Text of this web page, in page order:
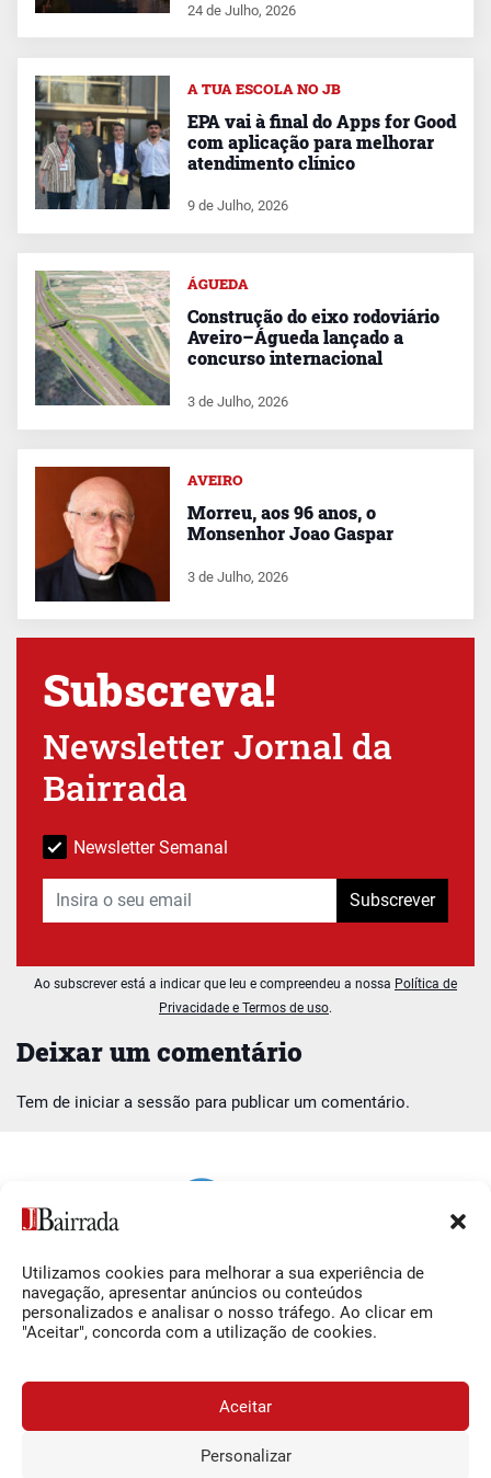
Utilizamos cookies para melhorar a sua experiência de
navegação, apresentar anúncios ou conteúdos
personalizados e analisar o nosso tráfego. Ao clicar em
"Aceitar", concorda com a utilização de cookies.
Aceitar
Personalizar
Deixar um comentário
Tem de iniciar a sessão para publicar um comentário.
24 de Julho, 2026
A TUA ESCOLA NO JB
EPA vai à final do Apps for Good
com aplicação para melhorar
atendimento clínico
9 de Julho, 2026
ÁGUEDA
Construção do eixo rodoviário
Aveiro–Águeda lançado a
concurso internacional
3 de Julho, 2026
AVEIRO
Morreu, aos 96 anos, o
Monsenhor Joao Gaspar
3 de Julho, 2026
Subscreva!
Newsletter Jornal da
Bairrada
Newsletter Semanal
Subscrever
Ao subscrever está a indicar que leu e compreendeu a nossa Política de
Privacidade e Termos de uso.
Siga-nos
Facebook
O Jornal da Bairrada
Contactos
Termos e Condições